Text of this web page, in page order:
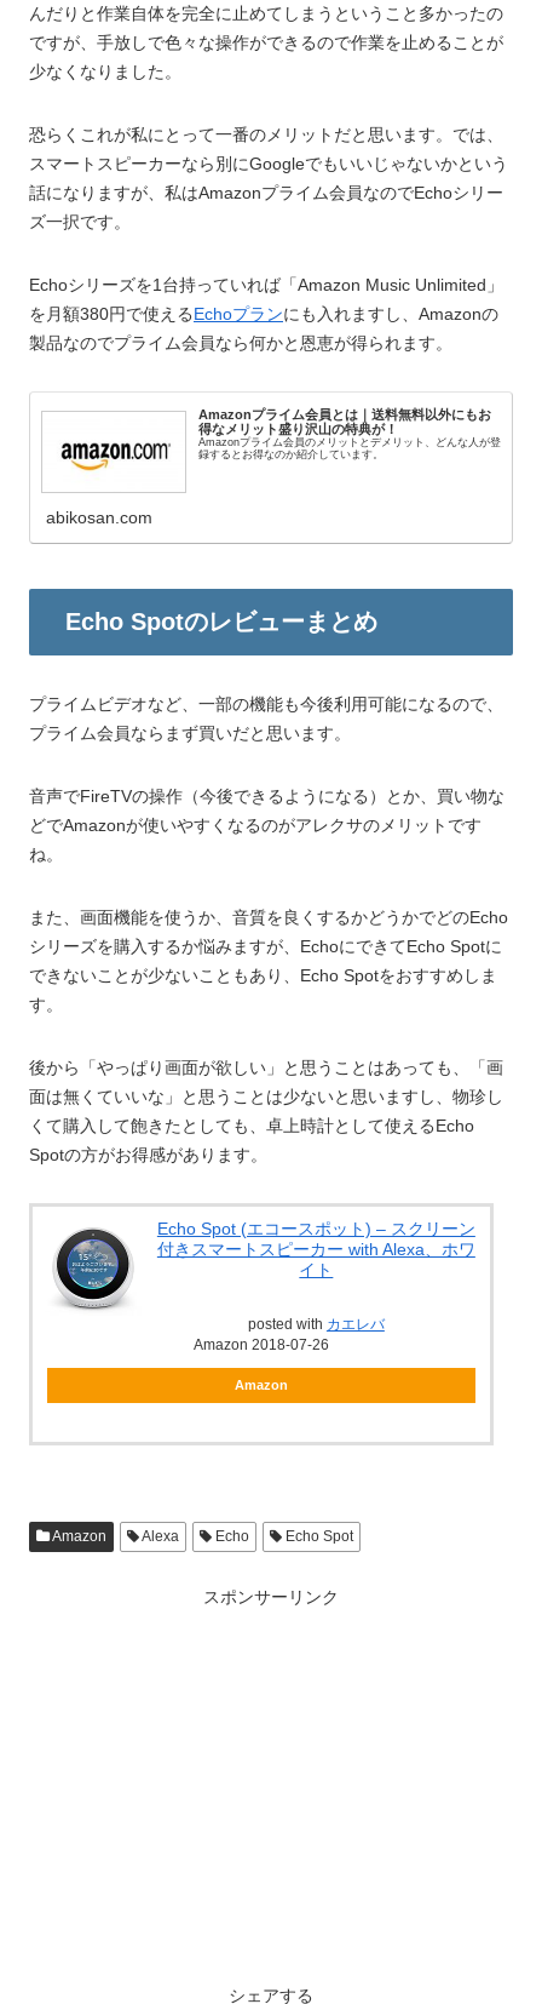
んだりと作業自体を完全に止めてしまうということ多かったの
ですが、手放しで色々な操作ができるので作業を止めることが
少なくなりました。
恐らくこれが私にとって一番のメリットだと思います。では、
スマートスピーカーなら別にGoogleでもいいじゃないかという
話になりますが、私はAmazonプライム会員なのでEchoシリー
ズ一択です。
Echoシリーズを1台持っていれば「Amazon Music Unlimited」
を月額380円で使えるEchoプランにも入れますし、Amazonの
製品なのでプライム会員なら何かと恩恵が得られます。
Amazonプライム会員とは｜送料無料以外にもお
得なメリット盛り沢山の特典が！
Amazonプライム会員のメリットとデメリット、どんな人が登
録するとお得なのか紹介しています。
abikosan.com
Echo Spotのレビューまとめ
プライムビデオなど、一部の機能も今後利用可能になるので、
プライム会員ならまず買いだと思います。
音声でFireTVの操作（今後できるようになる）とか、買い物な
どでAmazonが使いやすくなるのがアレクサのメリットです
ね。
また、画面機能を使うか、音質を良くするかどうかでどのEcho
シリーズを購入するか悩みますが、EchoにできてEcho Spotに
できないことが少ないこともあり、Echo Spotをおすすめしま
す。
後から「やっぱり画面が欲しい」と思うことはあっても、「画
面は無くていいな」と思うことは少ないと思いますし、物珍し
くて購入して飽きたとしても、卓上時計として使えるEcho
Spotの方がお得感があります。
Echo Spot (エコースポット) – スクリーン
付きスマートスピーカー with Alexa、ホワ
イト
posted with カエレバ
Amazon 2018-07-26
Amazon
Amazon Alexa Echo Echo Spot
スポンサーリンク
シェアする